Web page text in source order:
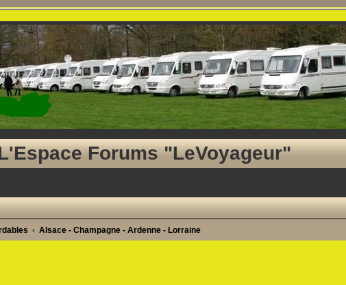
Forums "LeVoyageur"
Alsace - Champagne - Ardenne - Lorraine